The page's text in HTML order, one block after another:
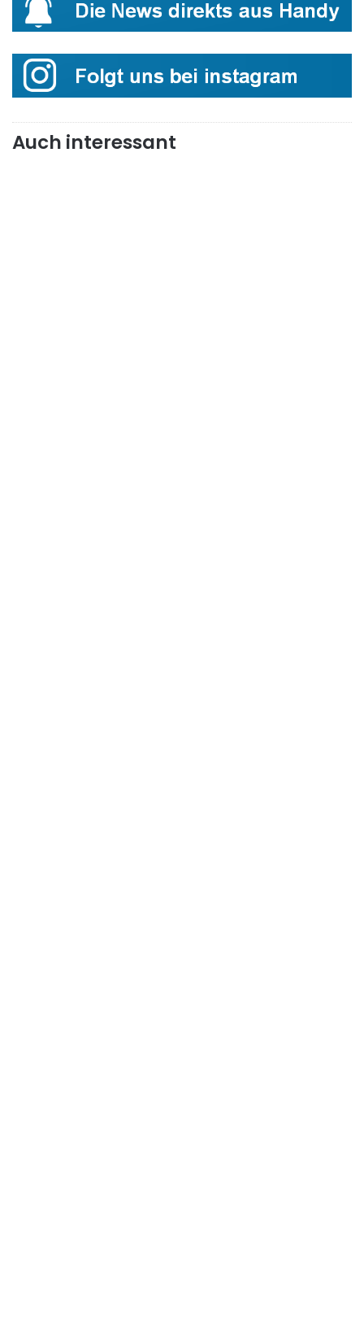
Auch interessant